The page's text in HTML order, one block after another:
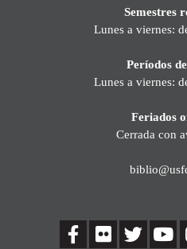
Semestres
Lunes a viernes:
Períodos
Lunes a viernes:
Feriados
Cerrada con